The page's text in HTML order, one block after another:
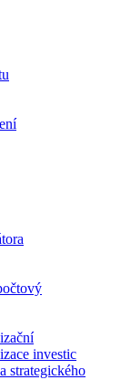
investic
strategického